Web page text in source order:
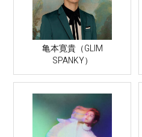
亀本寛貴（GLIM
SPANKY）